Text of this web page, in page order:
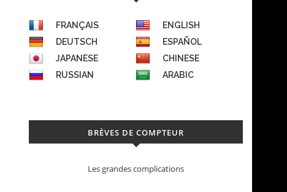
FRANÇAIS
ENGLISH
DEUTSCH
ESPAÑOL
JAPANESE
CHINESE
RUSSIAN
ARABIC
BRÈVES DE COMPTEUR
Les grandes complications